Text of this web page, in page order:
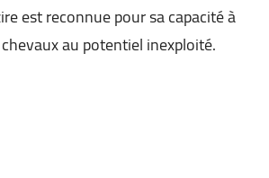
est reconnue pour sa capacité à
au potentiel inexploité.